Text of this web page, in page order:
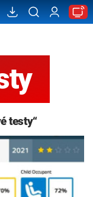
testy“